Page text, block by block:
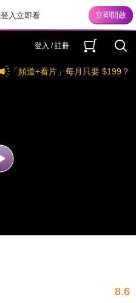
入立即看
登入 / 註冊
「頻道+看片」每月只要 $199？
8.6